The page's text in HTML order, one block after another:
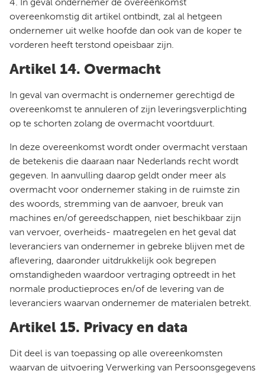
4. In geval ondernemer de overeenkomst
overeenkomstig dit artikel ontbindt, zal al hetgeen
ondernemer uit welke hoofde dan ook van de koper te
vorderen heeft terstond opeisbaar zijn.
Artikel 14. Overmacht
In geval van overmacht is ondernemer gerechtigd de
overeenkomst te annuleren of zijn leveringsverplichting
op te schorten zolang de overmacht voortduurt.
In deze overeenkomst wordt onder overmacht verstaan
de betekenis die daaraan naar Nederlands recht wordt
gegeven. In aanvulling daarop geldt onder meer als
overmacht voor ondernemer staking in de ruimste zin
des woords, stremming van de aanvoer, breuk van
machines en/of gereedschappen, niet beschikbaar zijn
van vervoer, overheids- maatregelen en het geval dat
leveranciers van ondernemer in gebreke blijven met de
aflevering, daaronder uitdrukkelijk ook begrepen
omstandigheden waardoor vertraging optreedt in het
normale productieproces en/of de levering van de
leveranciers waarvan ondernemer de materialen betrekt.
Artikel 15. Privacy en data
Dit deel is van toepassing op alle overeenkomsten
waarvan de uitvoering Verwerking van Persoonsgegevens